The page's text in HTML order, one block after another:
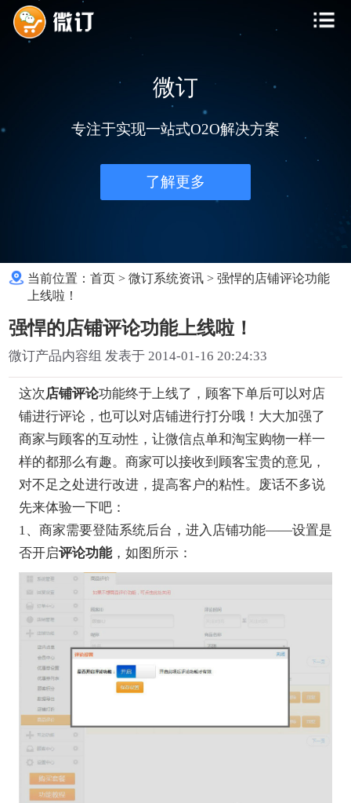
微订
专注于实现一站式O2O解决方案
了解更多
当前位置：首页 >微订系统资讯 >强悍的店铺评论功能
上线啦！
强悍的店铺评论功能上线啦！
微订产品内容组 发表于 2014-01-16 20:24:33
这次店铺评论功能终于上线了，顾客下单后可以对店
铺进行评论，也可以对店铺进行打分哦！大大加强了
商家与顾客的互动性，让微信点单和淘宝购物一样一
样的都那么有趣。商家可以接收到顾客宝贵的意见，
对不足之处进行改进，提高客户的粘性。废话不多说
先来体验一下吧：
1、商家需要登陆系统后台，进入店铺功能——设置是
否开启评论功能，如图所示：